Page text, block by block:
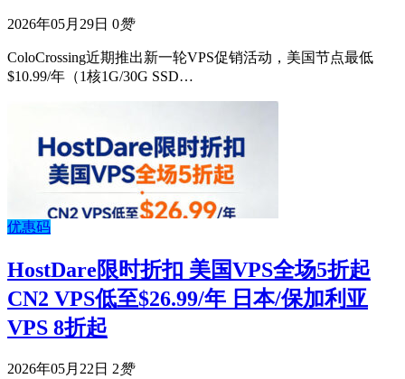
2026年05月29日 0赞
ColoCrossing近期推出新一轮VPS促销活动，美国节点最低
$10.99/年（1核1G/30G SSD…
优惠码
HostDare限时折扣 美国VPS全场5折起
CN2 VPS低至$26.99/年 日本/保加利亚
VPS 8折起
2026年05月22日 2赞